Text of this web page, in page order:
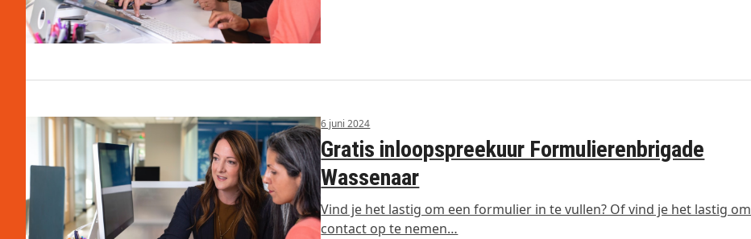
6 juni 2024
Gratis inloopspreekuur Formulierenbrigade
Wassenaar
Vind je het lastig om een formulier in te vullen? Of vind je het lastig om
contact op te nemen…